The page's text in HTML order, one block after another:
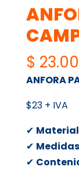
$ 23.00
ANFORA
$23 + IVA
✔
✔
✔